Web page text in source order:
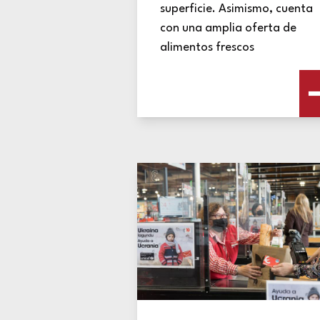
superficie. Asimismo, cuenta
con una amplia oferta de
alimentos frescos